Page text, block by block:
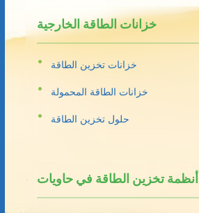
خزانات الطاقة الخارجية
خزانات تخزين الطاقة
خزانات الطاقة المحمولة
حلول تخزين الطاقة
أنظمة تخزين الطاقة في حاويات